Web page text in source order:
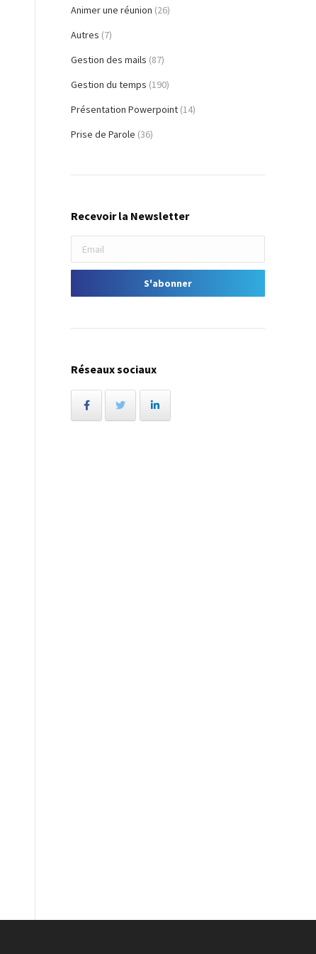
Animer une réunion (26)
Autres (7)
Gestion des mails (87)
Gestion du temps (190)
Présentation Powerpoint (14)
Prise de Parole (36)
Recevoir la Newsletter
Réseaux sociaux